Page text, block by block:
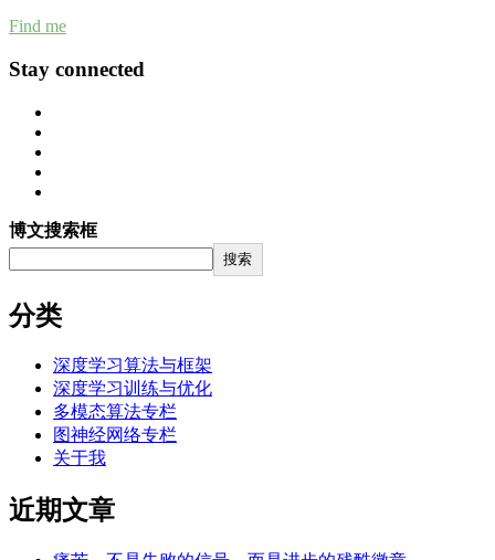
Find me
Stay connected
博文搜索框
搜索
分类
深度学习算法与框架
深度学习训练与优化
多模态算法专栏
图神经网络专栏
关于我
近期文章